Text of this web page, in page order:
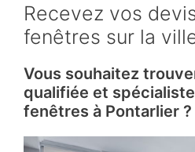
Recevez vos
fenêtres sur la
Vous souhaitez
qualifiée et
fenêtres à Pontarlier ?